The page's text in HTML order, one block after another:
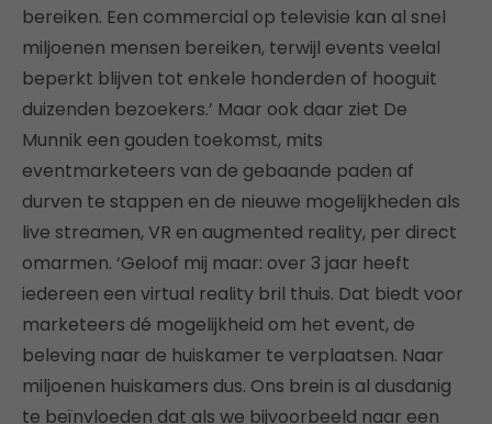
bereiken. Een commercial op televisie kan al snel
miljoenen mensen bereiken, terwijl events veelal
beperkt blijven tot enkele honderden of hooguit
duizenden bezoekers.’ Maar ook daar ziet De
Munnik een gouden toekomst, mits
eventmarketeers van de gebaande paden af
durven te stappen en de nieuwe mogelijkheden als
live streamen, VR en augmented reality, per direct
omarmen. ‘Geloof mij maar: over 3 jaar heeft
iedereen een virtual reality bril thuis. Dat biedt voor
marketeers dé mogelijkheid om het event, de
beleving naar de huiskamer te verplaatsen. Naar
miljoenen huiskamers dus. Ons brein is al dusdanig
te beïnvloeden dat als we bijvoorbeeld naar een